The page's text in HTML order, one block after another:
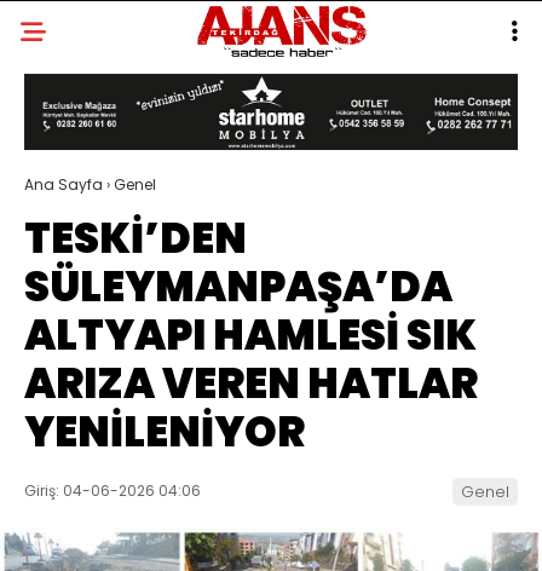
Ana Sayfa ›Genel
TESKİ’DEN
SÜLEYMANPAŞA’DA
ALTYAPI HAMLESİ SIK
ARIZA VEREN HATLAR
YENİLENİYOR
Giriş: 04-06-2026 04:06 Genel